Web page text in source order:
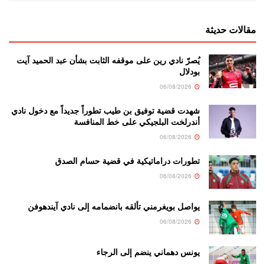
مقالات حديثة
يُصرّ نادي رين على موقفه الثابت بشأن عبد الحميد آيت
بودلال
شهدت قضية توفيق بن طيب تطوراً جديداً مع دخول نادي
أندرلخت البلجيكي على خط المنافسة
تطورات دراماتيكية في قضية حسام الصدق
يواصل بويغرمني تألقه بانضمامه إلى نادي آيندهوفن
يونس دهماني ينضم إلى الرجاء